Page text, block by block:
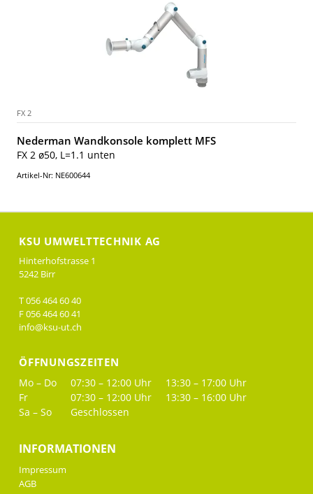
FX 2
Nederman Wandkonsole komplett MFS
FX 2 ø50, L=1.1 unten
Artikel-Nr: NE600644
KSU UMWELTTECHNIK AG
Hinterhofstrasse 1
5242 Birr
T 056 464 60 40
F 056 464 60 41
info@ksu-ut.ch
ÖFFNUNGSZEITEN
Mo – Do 07:30 – 12:00 Uhr
13:30 – 17:00 Uhr
Fr
07:30 – 12:00 Uhr
13:30 – 16:00 Uhr
Sa – So
Geschlossen
INFORMATIONEN
Impressum
AGB